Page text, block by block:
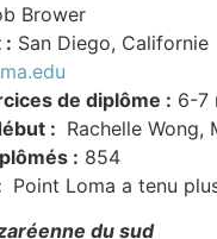
Brower
: San Diego, Californie
de diplôme : 6-7
: Rachelle Wong,
: 854
Point Loma a tenu
du sud